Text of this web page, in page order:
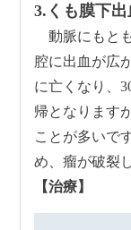
3.くも膜下出
動脈にもと
腔に出血が広
に亡くなり、
帰となります
ことが多いで
め、瘤が破裂
【治療】